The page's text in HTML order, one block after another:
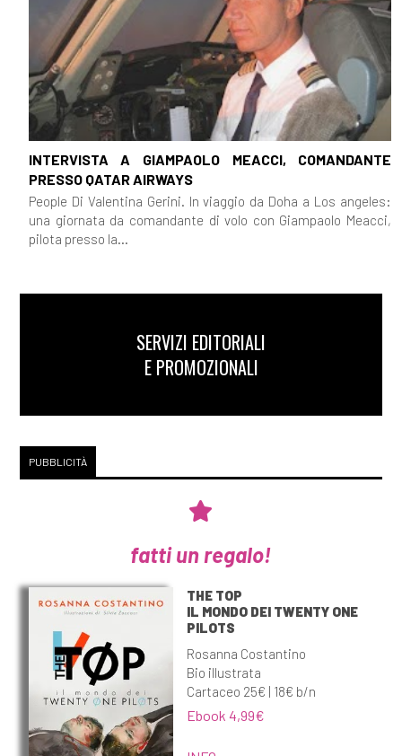
INTERVISTA A GIAMPAOLO MEACCI, COMANDANTE
PRESSO QATAR AIRWAYS
People Di Valentina Gerini. In viaggio da Doha a Los angeles:
una giornata da comandante di volo con Giampaolo Meacci,
pilota presso la...
SERVIZI EDITORIALI
E PROMOZIONALI
PUBBLICITÀ
fatti un regalo!
THE TOP
IL MONDO DEI TWENTY ONE
PILOTS
Rosanna Costantino
Bio illustrata
Cartaceo 25€ | 18€ b/n
Ebook 4,99€